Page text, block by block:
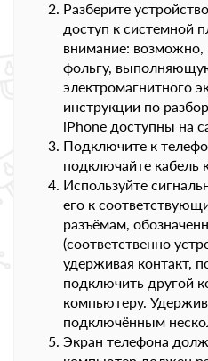
Разберите
доступ к системной
внимание: возможно,
фольгу,
электромагнитного
инструкции по
iPhone доступны на
Подключите к
подключайте кабель
Используйте
его к
разъёмам,
(соответственно
удерживая контакт,
подключить другой
компьютеру.
подключённым
Экран телефона